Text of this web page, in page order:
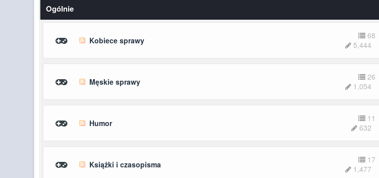
Ogólnie
Kobiece sprawy
68
5,444
Męskie sprawy
26
1,054
Humor
11
632
Książki i czasopisma
17
1,477